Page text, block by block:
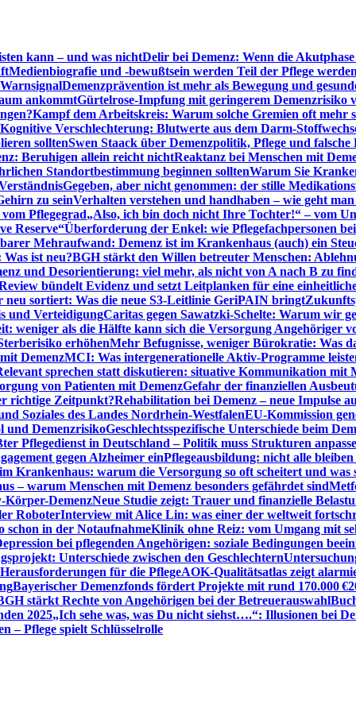
kann – und was nichtDelir bei Demenz: Wenn die
Medienbiografie und -bewußtsein werden Teil der Pflege werden
Demenzprävention ist mehr als Bewegung und
ankommtGürtelrose-Impfung mit geringerem Demenzrisiko
Kampf dem Arbeitskreis: Warum solche Gremien oft mehr
Kognitive Verschlechterung: Blutwerte aus dem Darm-
solltenSwen Staack über Demenzpolitik, Pflege und falsche
Beruhigen allein reicht nichtReaktanz bei Menschen mit
Standortbestimmung beginnen solltenWarum Sie
Gegeben, aber nicht genommen: der stille
zu seinVerhalten verstehen und handhaben – wie geht
Pflegegrad„Also, ich bin doch nicht Ihre Tochter!“ – vom
Reserve“Überforderung der Enkel: wie Pflegefachpersonen
Mehraufwand: Demenz ist im Krankenhaus (auch) ein
ist neu?BGH stärkt den Willen betreuter Menschen:
und Desorientierung: viel mehr, als nicht von A nach B zu
bündelt Evidenz und setzt Leitplanken für eine
neu sortiert: Was die neue S3-Leitlinie GeriPAIN bringt
und VerteidigungCaritas gegen Sawatzki-Schelte: Warum wir
weniger als die Hälfte kann sich die Versorgung Angehöriger
erhöhenMehr Befugnisse, weniger Bürokratie: Was
DemenzMCI: Was intergenerationelle Aktiv-Programme
sprechen statt diskutieren: situative Kommunikation mit
von Patienten mit DemenzGefahr der finanziellen
richtige Zeitpunkt?Rehabilitation bei Demenz – neue Impulse
Soziales des Landes Nordrhein-WestfalenEU-Kommission
und DemenzrisikoGeschlechtsspezifische Unterschiede beim
Pflegedienst in Deutschland – Politik muss Strukturen
gegen Alzheimer einPflegeausbildung: nicht alle bleiben
Krankenhaus: warum die Versorgung so oft scheitert und was
– warum Menschen mit Demenz besonders gefährdet sind
Körper-DemenzNeue Studie zeigt: Trauer und finanzielle
RoboterInterview mit Alice Lin: was einer der weltweit
schon in der NotaufnahmeKlinik ohne Reiz: vom Umgang mit
bei pflegenden Angehörigen: soziale Bedingungen
Unterschiede zwischen den Geschlechtern
für die PflegeAOK-Qualitätsatlas zeigt
Bayerischer Demenzfonds fördert Projekte mit rund 170.000 €
stärkt Rechte von Angehörigen bei der Betreuerauswahl
2025„Ich sehe was, was Du nicht siehst….“: Illusionen bei
– Pflege spielt Schlüsselrolle